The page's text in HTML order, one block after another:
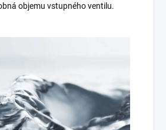
objemu vstupného ventilu.